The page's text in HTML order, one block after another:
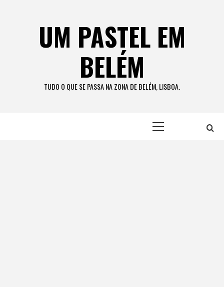
UM PASTEL EM
BELÉM
TUDO O QUE SE PASSA NA ZONA DE BELÉM, LISBOA.